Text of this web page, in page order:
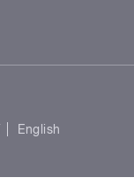
English